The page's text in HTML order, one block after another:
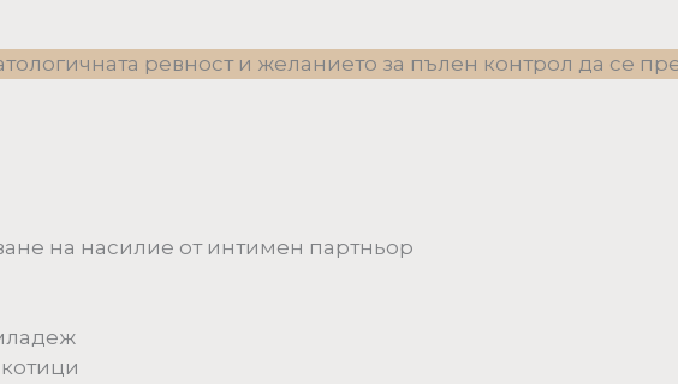
ревност и желанието за пълен контрол да се
на насилие от интимен партньор